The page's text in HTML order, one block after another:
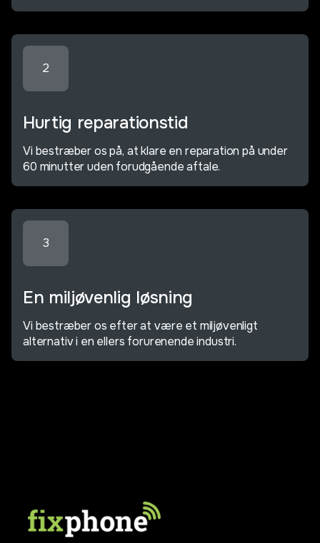
2
Hurtig reparationstid
Vi bestræber os på, at klare en reparation på under
60 minutter uden forudgående aftale.
3
En miljøvenlig løsning
Vi bestræber os efter at være et miljøvenligt
alternativ i en ellers forurenende industri.